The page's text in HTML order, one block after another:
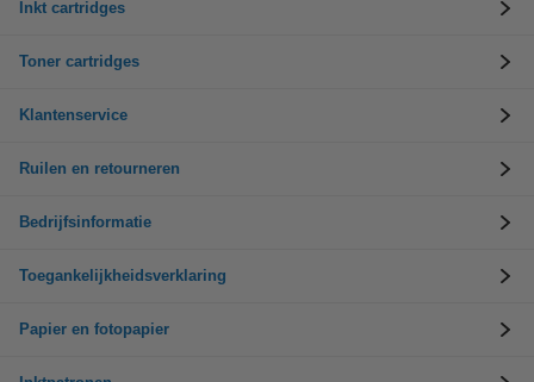
Inkt cartridges
Toner cartridges
Klantenservice
Ruilen en retourneren
Bedrijfsinformatie
Toegankelijkheidsverklaring
Papier en fotopapier